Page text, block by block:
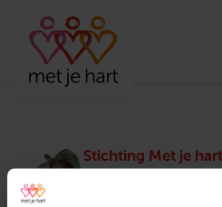
Stichting Met je hart
Stichting Met je hart
eenzaam voelen